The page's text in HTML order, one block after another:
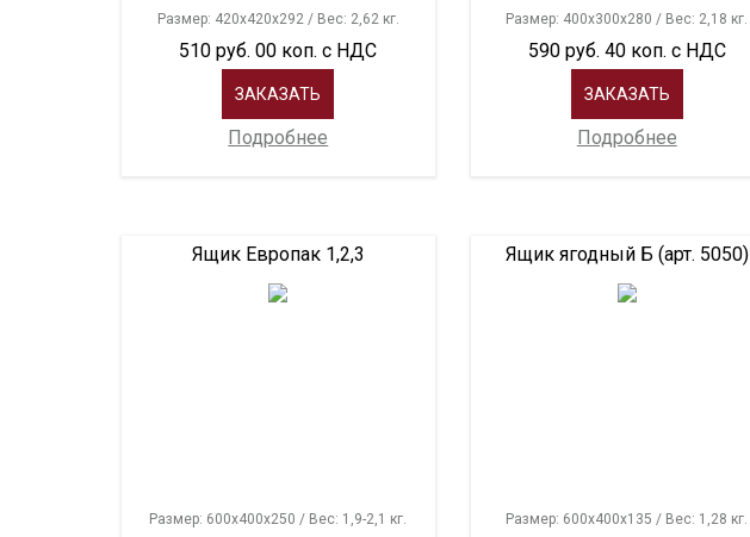
Размер: 420х420х292 / Вес: 2,62 кг.
510 руб. 00 коп. с НДС
ЗАКАЗАТЬ
Подробнее
Размер: 400х300х280 / Вес: 2,18 кг.
590 руб. 40 коп. с НДС
ЗАКАЗАТЬ
Подробнее
Ящик Европак 1,2,3
Размер: 600х400х250 / Вес: 1,9-2,1 кг.
Ящик ягодный Б (арт. 5050)
Размер: 600х400х135 / Вес: 1,28 кг.